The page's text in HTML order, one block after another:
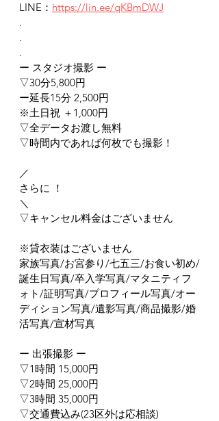
LINE： https://lin.ee/qKBmDWJ
.
.
.
ー スタジオ撮影 ー
▽30分5,800円
ー延長15分 2,500円
※土日祝 ＋1,000円
▽全データお渡し無料
▽時間内であれば何枚でも撮影！
／
さらに ！
＼
▽キャンセル料金はございません
※貸衣装はございません
家族写真/お宮参り/七五三/お食い初め/
誕生日写真/卒入学写真/マタニティフ
ォト/証明写真/プロフィール写真/オー
ディション写真/遺影写真/商品撮影/婚
活写真/宣材写真
ー 出張撮影 ー
▽1時間 15,000円
▽2時間 25,000円
▽3時間 35,000円
▽交通費込み(23区外は応相談)